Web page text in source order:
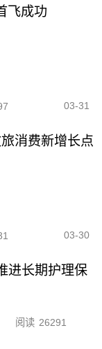
飞成功
03-31
消费新增长点
03-30
进长期护理保
阅读 26291